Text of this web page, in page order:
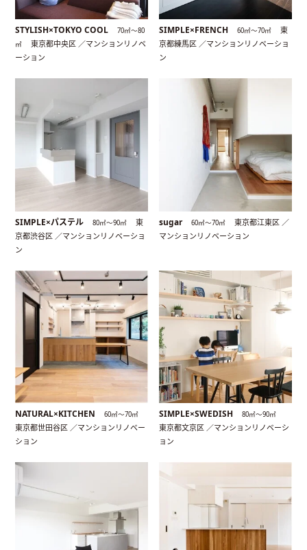
STYLISH×TOKYO COOL
70㎡〜80
㎡
東京都中央区 ／マンションリノベ
ーション
SIMPLE×FRENCH 60㎡〜70㎡
東
京都練馬区 ／マンションリノベーショ
ン
SIMPLE×パステル 80㎡〜90㎡
東
京都渋谷区 ／マンションリノベーショ
ン
sugar 60㎡〜70㎡
東京都江東区 ／
マンションリノベーション
NATURAL×KITCHEN 60㎡〜70㎡
東京都世田谷区 ／マンションリノベー
ション
SIMPLE×SWEDISH 80㎡〜90㎡
東京都文京区 ／マンションリノベーシ
ョン